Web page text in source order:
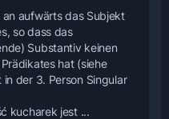
aufwärts das Subjekt
so dass das
Substantiv keinen
hat (siehe
der 3. Person Singular
kucharek jest ...